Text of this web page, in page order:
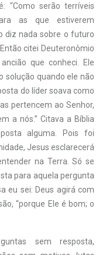
“Como serão terríveis
as que estiverem
diz nada sobre o futuro
citei Deuteronômio
que conheci. Ele
solução quando ele não
do líder soava como
pertencem ao Senhor,
a nós.” Citava a Bíblia
alguma. Pois foi
Jesus esclarecerá
na Terra. Só se
para aquela pergunta
eu sei: Deus agirá com
“porque Ele é bom; o
sem resposta,